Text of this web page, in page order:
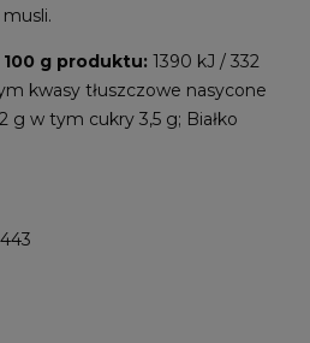
g produktu: 1390 kJ / 332
kwasy tłuszczowe nasycone
g w tym cukry 3,5 g; Białko